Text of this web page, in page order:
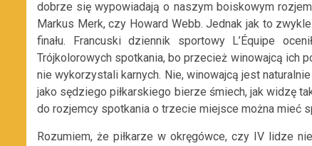
dobrze się wypowiadają o naszym boiskowym
Markus Merk, czy Howard Webb. Jednak jak to
finału. Francuski dziennik sportowy L’Équipe
Trójkolorowych spotkania, bo przecież winowajcą ich
nie wykorzystali karnych. Nie, winowajcą jest
jako sędziego piłkarskiego bierze śmiech, jak widzę
do rozjemcy spotkania o trzecie miejsce można mieć
Rozumiem, że piłkarze w okręgówce, czy IV lidze